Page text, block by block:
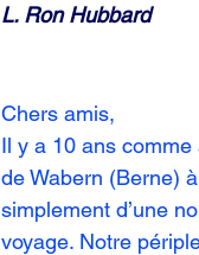
L. Ron Hubbard
Chers amis,
Il y a 10 ans comme
de Wabern (Berne)
simplement d’une
voyage. Notre